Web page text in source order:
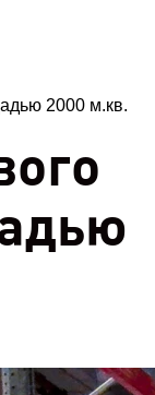
2000 м.кв.